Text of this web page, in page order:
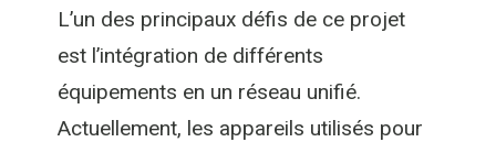
L’un des principaux défis de ce projet
est l’intégration de différents
équipements en un réseau unifié.
Actuellement, les appareils utilisés pour